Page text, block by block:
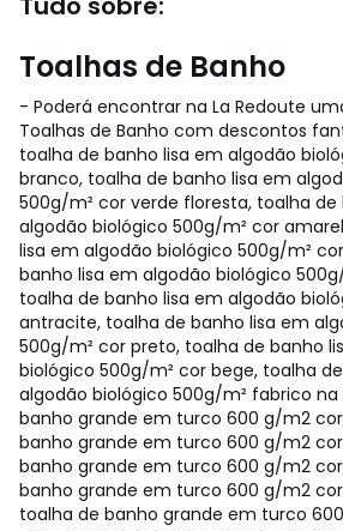
Toalhas de Banho
- Poderá encontrar na La Redoute
Toalhas de Banho com descontos
toalha de banho lisa em algodão
branco, toalha de banho lisa em
500g/m² cor verde floresta, toalha de
algodão biológico 500g/m² cor
lisa em algodão biológico 500g/m²
banho lisa em algodão biológico
toalha de banho lisa em algodão
antracite, toalha de banho lisa em
500g/m² cor preto, toalha de banho
biológico 500g/m² cor bege, toalha
algodão biológico 500g/m² fabrico na
banho grande em turco 600 g/m2
banho grande em turco 600 g/m2
banho grande em turco 600 g/m2
banho grande em turco 600 g/m2
toalha de banho grande em turco